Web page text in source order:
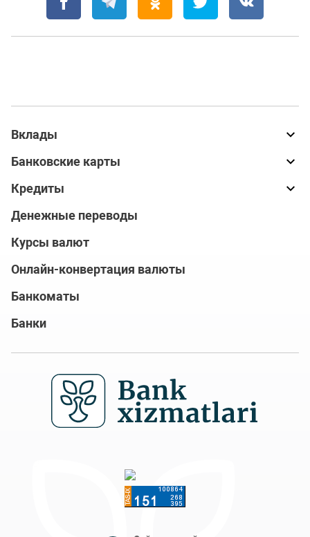
Вклады
Банковские карты
Кредиты
Денежные переводы
Курсы валют
Онлайн-конвертация валюты
Банкоматы
Банки